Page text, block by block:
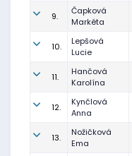
9.
Čapková
Markéta
10.
Lepšová
Lucie
11.
Hančová
Karolína
12.
Kynčlová
Anna
13.
Nožičková
Ema